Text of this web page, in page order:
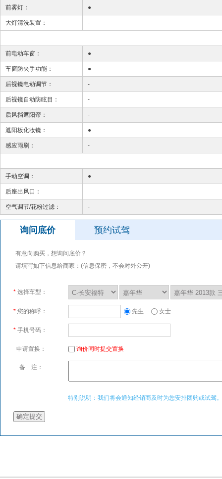
前雾灯： ●
大灯清洗装置： -
前电动车窗： ●
车窗防夹手功能： ●
后视镜电动调节： -
后视镜自动防眩目： -
后风挡遮阳帘： -
遮阳板化妆镜： ●
感应雨刷： -
手动空调： ●
后座出风口：
空气调节/花粉过滤： -